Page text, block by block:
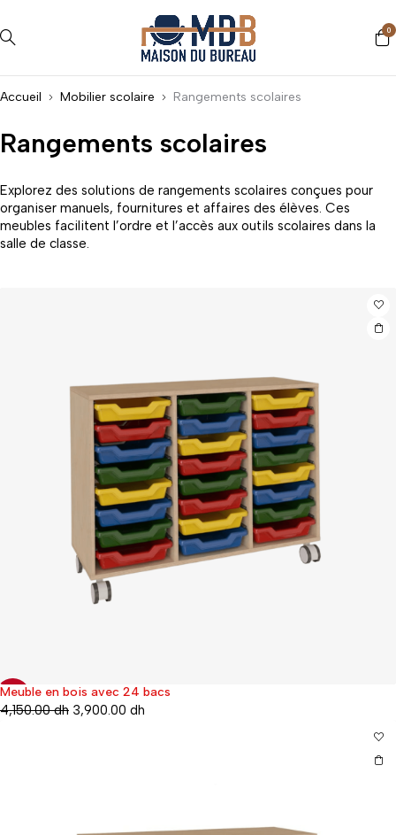
0
Accueil Mobilier scolaire Rangements scolaires
Rangements scolaires
Explorez des solutions de rangements scolaires conçues pour
organiser manuels, fournitures et affaires des élèves. Ces
meubles facilitent l’ordre et l’accès aux outils scolaires dans la
salle de classe.
-6%
Meuble en bois avec 24 bacs
4,150.00dh 3,900.00 dh